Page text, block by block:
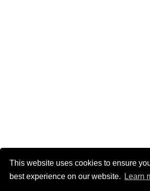
This website uses cookies to ensure
best experience on our website.
Learn